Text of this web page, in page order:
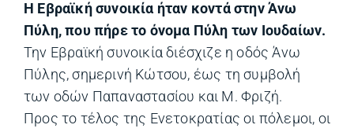
Η Εβραϊκή συνοικία ήταν κοντά στην Άνω
Πύλη, που πήρε το όνομα Πύλη των Ιουδαίων.
Την Εβραϊκή συνοικία διέσχιζε η οδός Άνω
Πύλης, σημερινή Κώτσου, έως τη συμβολή
των οδών Παπαναστασίου και Μ. Φριζή.
Προς το τέλος της Ενετοκρατίας οι πόλεμοι, οι